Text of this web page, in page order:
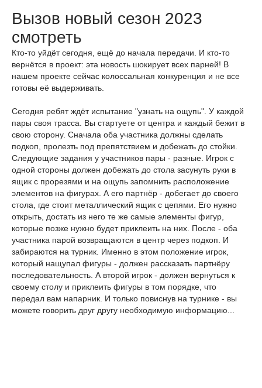
Вызов новый сезон 2023
смотреть
Кто-то уйдёт сегодня, ещё до начала передачи. И кто-то
вернётся в проект: эта новость шокирует всех парней! В
нашем проекте сейчас колоссальная конкуренция и не все
готовы её выдерживать.
Сегодня ребят ждёт испытание "узнать на ощупь". У каждой
пары своя трасса. Вы стартуете от центра и каждый бежит в
свою сторону. Сначала оба участника должны сделать
подкоп, пролезть под препятствием и добежать до стойки.
Следующие задания у участников пары - разные. Игрок с
одной стороны должен добежать до стола засунуть руки в
ящик с прорезями и на ощупь запомнить расположение
элементов на фигурах. А его партнёр - добегает до своего
стола, где стоит металлический ящик с цепями. Его нужно
открыть, достать из него те же самые элементы фигур,
которые позже нужно будет приклеить на них. После - оба
участника парой возвращаются в центр через подкоп. И
забираются на турник. Именно в этом положение игрок,
который нащупал фигуры - должен рассказать партнёру
последовательность. А второй игрок - должен вернуться к
своему столу и приклеить фигуры в том порядке, что
передал вам напарник. И только повиснув на турнике - вы
можете говорить друг другу необходимую информацию...